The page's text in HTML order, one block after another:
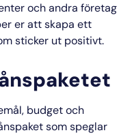
och andra företag
er att skapa ett
sticker ut positivt.
budget och
som speglar